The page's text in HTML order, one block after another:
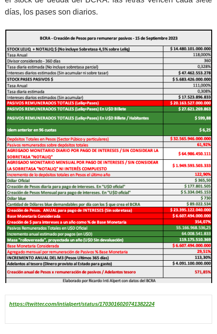
días, los pases son diarios.
https://twitter.com/intialpert/status/1703016020741382224